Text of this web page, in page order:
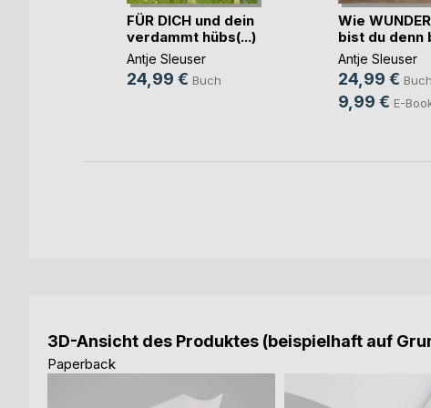
FÜR DICH und dein
verdammt hübs(...)
Antje Sleuser
24,99 € Buch
Wie
bist du denn
Antje Sleuser
24,99 € Buch
9,99 € E-
3D-Ansicht des Produktes (beispielhaft auf
Paperback